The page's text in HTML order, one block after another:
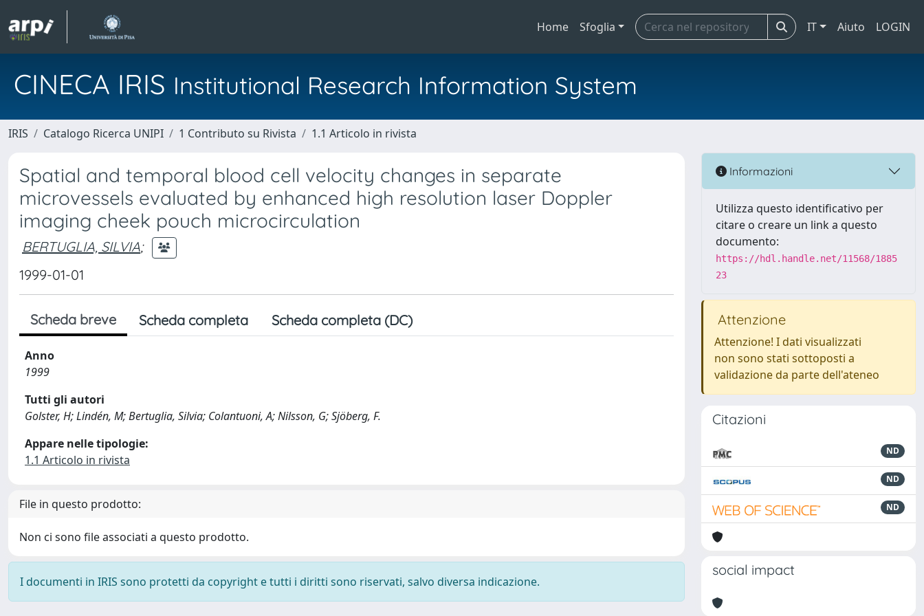
Home Sfoglia IT Aiuto LOGIN
CINECA IRIS Institutional Research Information System
IRIS Catalogo Ricerca UNIPI 1 Contributo su Rivista 1.1 Articolo in rivista
Spatial and temporal blood cell velocity changes in separate
microvessels evaluated by enhanced high resolution laser Doppler
imaging cheek pouch microcirculation
BERTUGLIA, SILVIA;
1999-01-01
Scheda breve Scheda completa Scheda completa (DC)
Anno
1999
Tutti gli autori
Golster, H; Lindén, M; Bertuglia, Silvia; Colantuoni, A; Nilsson, G; Sjöberg, F.
Appare nelle tipologie:
1.1 Articolo in rivista
File in questo prodotto:
Non ci sono file associati a questo prodotto.
I documenti in IRIS sono protetti da copyright e tutti i diritti sono riservati, salvo diversa indicazione.
Informazioni
Utilizza questo identificativo per
citare o creare un link a questo
documento:
https://hdl.handle.net/11568/1885
23
Attenzione
Attenzione! I dati visualizzati
non sono stati sottoposti a
validazione da parte dell'ateneo
Citazioni
ND
ND
ND
social impact